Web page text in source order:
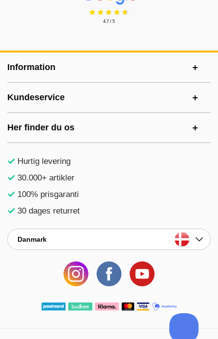
4.7 / 5
Information
Kundeservice
Her finder du os
Hurtig levering
30.000+ artikler
100% prisgaranti
30 dages returret
Danmark